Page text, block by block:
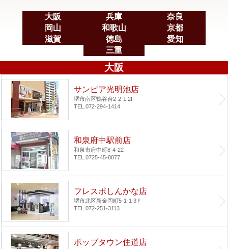
大阪 兵庫
奈良
岡山
和歌山
京都
滋賀
徳島
愛知
三重
大阪
サンピア光明池店
堺市南区鴨谷台2-2-1 2F
TEL.072-294-1414
和泉府中駅前店
和泉市府中町8-4-22
TEL.0725-45-8877
フレスポしんかな店
堺市北区新金岡町5-1-1 3Ｆ
TEL.072-251-3113
ポップタウン住道店